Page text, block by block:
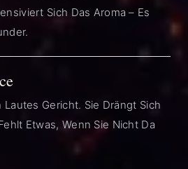
Sich Das Aroma – Es
Gericht. Sie Drängt Sich
Etwas, Wenn Sie Nicht Da